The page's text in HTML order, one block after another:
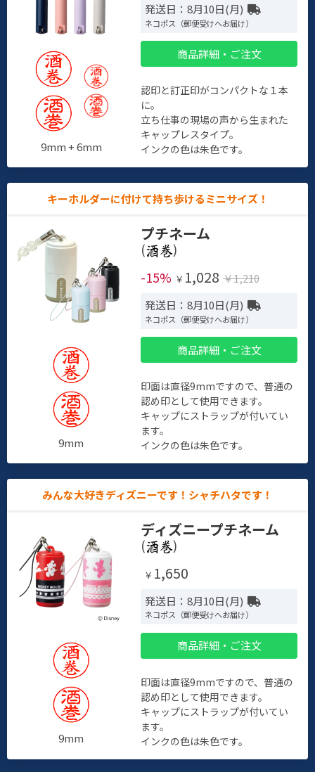
9mm + 6mm
発送日：8月10日(月)
ネコポス（郵便受けへお届け）
商品詳細・ご注文
認印と訂正印がコンパクトな１本
に。
立ち仕事の現場の声から生まれた
キャップレスタイプ。
インクの色は朱色です。
キーホルダーに付けて持ち歩けるミニサイズ！
9mm
プチネーム
(
)
-15% ￥ 1,028 ￥1,210
発送日：8月10日(月)
ネコポス（郵便受けへお届け）
商品詳細・ご注文
印面は直径9mmですので、普通の
認め印として使用できます。
キャップにストラップが付いてい
ます。
インクの色は朱色です。
みんな大好きディズニーです！シャチハタです！
9mm
ディズニープチネーム
( )
￥ 1,650
発送日：8月10日(月)
ネコポス（郵便受けへお届け）
商品詳細・ご注文
印面は直径9mmですので、普通の
認め印として使用できます。
キャップにストラップが付いてい
ます。
インクの色は朱色です。